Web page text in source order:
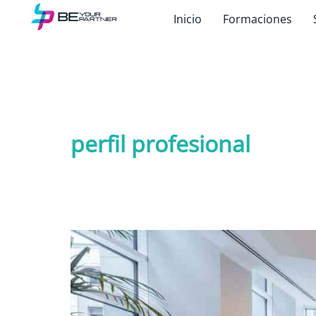
Inicio Formaciones
perfil profesional
La
hoja
de
vida
NO